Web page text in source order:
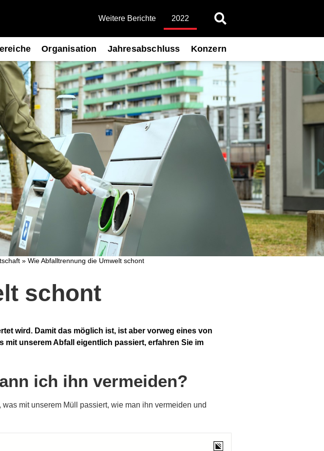
Weitere Berichte 2022
Organisation Jahresabschluss Konzern
» Wie Abfalltrennung die Umwelt schont​
schont
wird. Damit das möglich ist, ist aber vorweg eines von
unserem Abfall eigentlich passiert, erfahren Sie im
ich ihn vermeiden?
mit unserem Müll passiert, wie man ihn vermeiden und